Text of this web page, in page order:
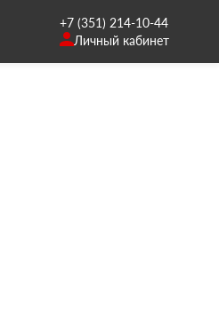
+7 (351) 214-10-44
Личный кабинет